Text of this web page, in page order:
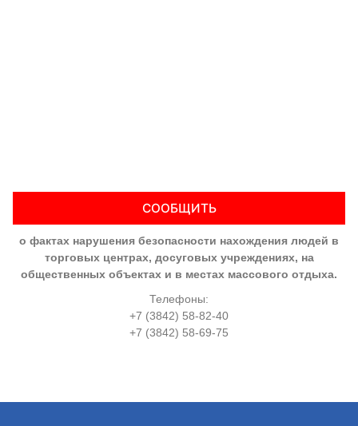
СООБЩИТЬ
о фактах нарушения безопасности нахождения людей в
торговых центрах, досуговых учреждениях, на
общественных объектах и в местах массового отдыха.
Телефоны:
+7 (3842) 58-82-40
+7 (3842) 58-69-75